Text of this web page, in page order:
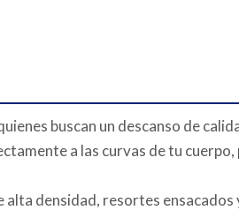
buscan un descanso de
a las curvas de tu
alta densidad, resortes